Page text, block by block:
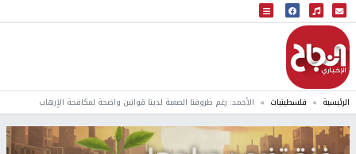
البث المباشر
إذاعة النجاح
الرئيسية فلسطينيات الأحمد: رغم ظروفنا الصعبة لدينا قوانين واضحة لمكافحة الاٍرهاب